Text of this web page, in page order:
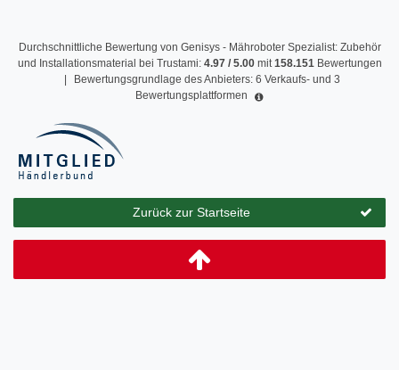
Durchschnittliche Bewertung von Genisys - Mähroboter Spezialist: Zubehör
und Installationsmaterial bei Trustami: 4.97/ 5.00mit158.151 Bewertungen
Bewertungsgrundlage des Anbieters: 6 Verkaufs- und 3
Bewertungsplattformen
Zurück zur Startseite